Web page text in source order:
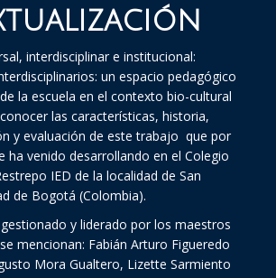
interdisciplinar e institucional:
un espacio pedagógico
la escuela en el contexto bio-cultural
las características, historia,
y evaluación de este trabajo que por
ha venido desarrollando en el Colegio
IED de la localidad de San
de Bogotá (Colombia).
y liderado por los maestros
mencionan: Fabián Arturo Figueredo
Mora Gualtero, Lizette Sarmiento